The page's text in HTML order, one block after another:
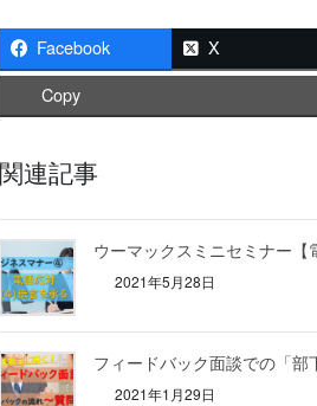
Facebook X
Copy
関連記事
ウーマックスミニセミナー【
2021年5月28日
フィードバック面談での「部
2021年1月29日